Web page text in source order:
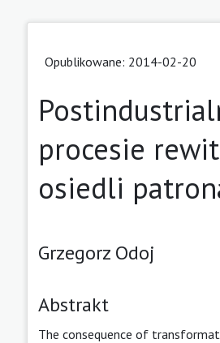
Opublikowane: 2014-02-20
procesie
osiedli
Grzegorz Odoj
Abstrakt
The consequence of